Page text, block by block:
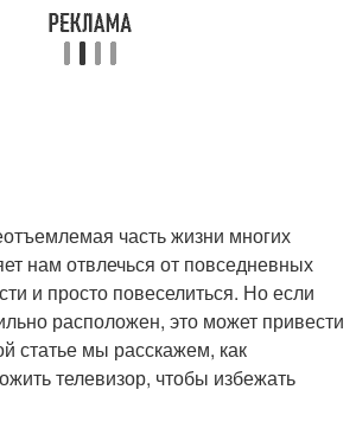
часть жизни многих
нам отвлечься от повседневных
и просто повеселиться. Но если
расположен, это может привести
статье мы расскажем, как
телевизор, чтобы избежать